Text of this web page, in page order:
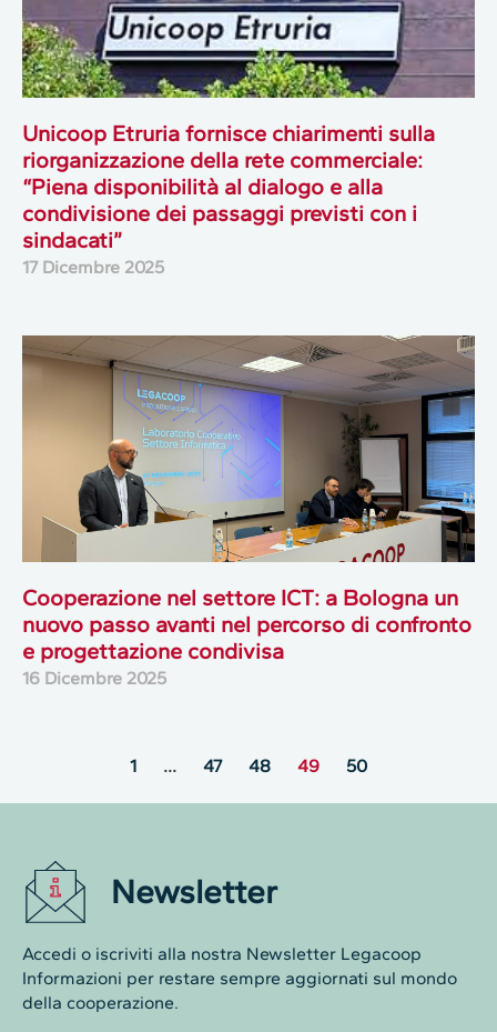
Unicoop Etruria fornisce chiarimenti sulla
riorganizzazione della rete commerciale:
“Piena disponibilità al dialogo e alla
condivisione dei passaggi previsti con i
sindacati”
17 Dicembre 2025
Cooperazione nel settore ICT: a Bologna un
nuovo passo avanti nel percorso di confronto
e progettazione condivisa
16 Dicembre 2025
1 … 47 48 49 50
Newsletter
Accedi o iscriviti alla nostra Newsletter Legacoop
Informazioni per restare sempre aggiornati sul mondo
della cooperazione.